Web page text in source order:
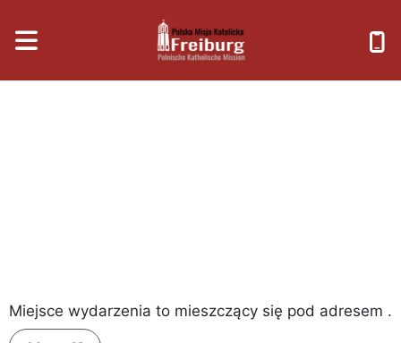
Miejsce wydarzenia to mieszczący się pod adresem .